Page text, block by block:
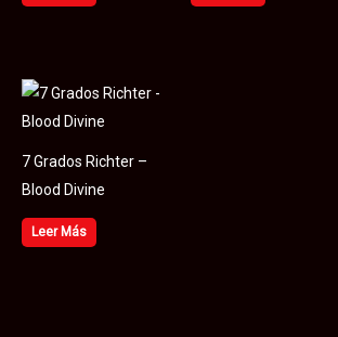
7 Grados Richter –
Blood Divine
Leer Más